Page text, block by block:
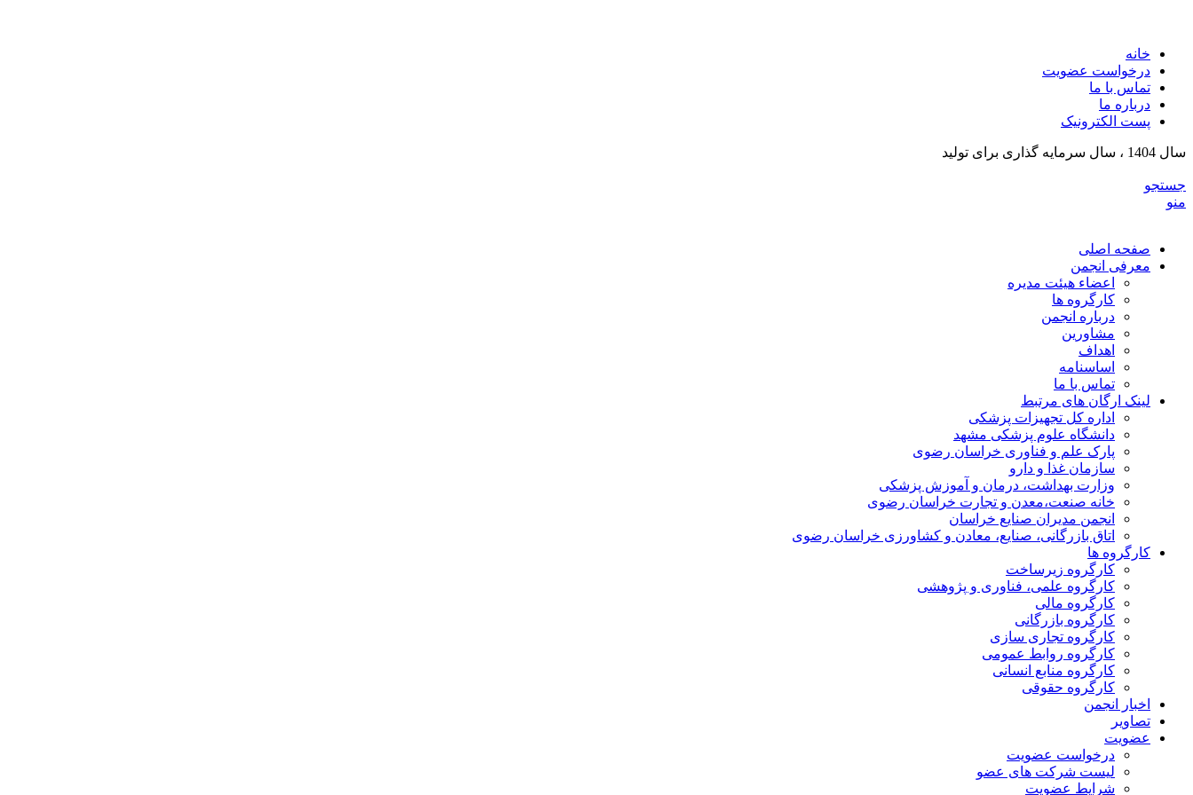
خانه
درخواست عضویت
تماس با ما
درباره ما
پست الکترونیک
سال 1404 ، سال سرمایه گذاری برای تولید
جستجو
منو
صفحه اصلی
معرفی انجمن
اعضاء هیئت مدیره
کارگروه ها
درباره انجمن
مشاورین
اهداف
اساسنامه
تماس با ما
لینک ارگان های مرتبط
اداره کل تجهیزات پزشکی
دانشگاه علوم پزشکی مشهد
پارک علم و فناوری خراسان رضوی
سازمان غذا و دارو
وزارت بهداشت، درمان و آموزش پزشکی
خانه صنعت،معدن و تجارت خراسان رضوی
انجمن مدیران صنایع خراسان
اتاق بازرگانی، صنایع، معادن و کشاورزی خراسان رضوی
کارگروه ها
کارگروه زیرساخت
کارگروه علمی، فناوری و پژوهشی
کارگروه مالی
کارگروه بازرگانی
کارگروه تجاری سازی
کارگروه روابط عمومی
کارگروه منابع انسانی
کارگروه حقوقی
اخبار انجمن
تصاویر
عضویت
درخواست عضویت
لیست شرکت های عضو
شرایط عضویت